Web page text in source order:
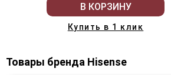
В КОРЗИНУ
Купить в 1 клик
Товары бренда Hisense